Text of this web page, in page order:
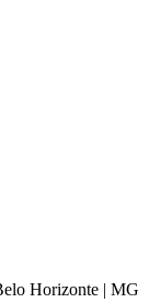
Horizonte | MG